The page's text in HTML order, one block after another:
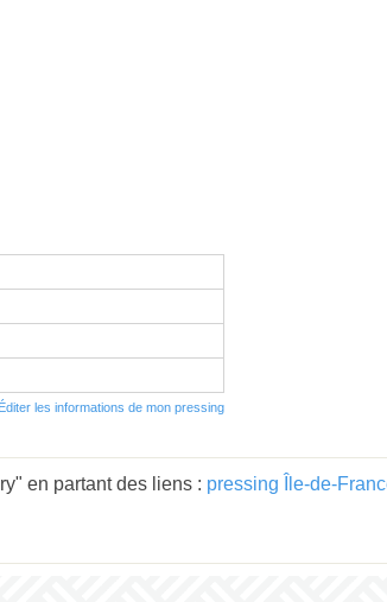
Éditer les informations de mon pressing
en partant des liens : pressing Île-de-